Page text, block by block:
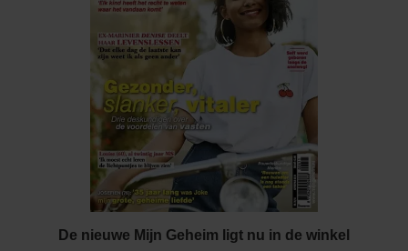
De nieuwe Mijn Geheim ligt nu in de winkel